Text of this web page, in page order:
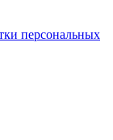
персональных